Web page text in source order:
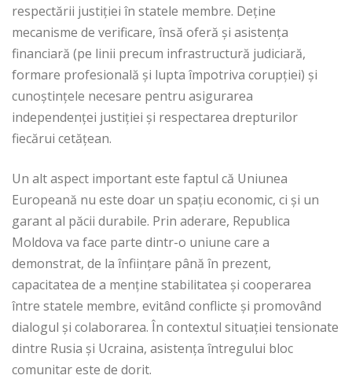
respectării justiției în statele membre. Deține
mecanisme de verificare, însă oferă și asistența
financiară (pe linii precum infrastructură judiciară,
formare profesională și lupta împotriva corupției) și
cunoștințele necesare pentru asigurarea
independenței justiției și respectarea drepturilor
fiecărui cetățean.
Un alt aspect important este faptul că Uniunea
Europeană nu este doar un spațiu economic, ci și un
garant al păcii durabile. Prin aderare, Republica
Moldova va face parte dintr-o uniune care a
demonstrat, de la înfiinţare până în prezent,
capacitatea de a menține stabilitatea și cooperarea
între statele membre, evitând conflicte și promovând
dialogul și colaborarea. În contextul situației tensionate
dintre Rusia și Ucraina, asistența întregului bloc
comunitar este de dorit.